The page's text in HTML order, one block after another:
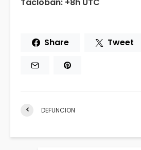
Share Tweet
DEFUNCION